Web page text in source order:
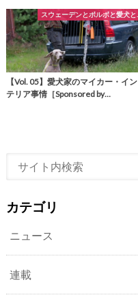
スウェーデンとボルボと愛犬と...
【Vol. 05】愛犬家のマイカー・イン
テリア事情［Sponsored by…
カテゴリ
ニュース
連載